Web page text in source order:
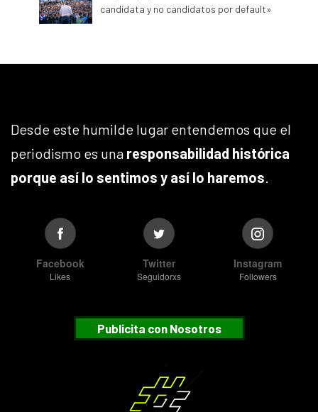
candidata y no candidatos por default»
Desde este humilde lugar entendemos que el
periodismo es una responsabilidad histórica
porque así lo sentimos y así lo haremos.
Facebook
Likes
Twitter
Seguidorxs
Instagram
Followers
Publicita con Nosotros